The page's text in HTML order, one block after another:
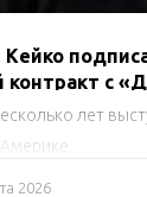
Кейко
контракт с
лет
2026